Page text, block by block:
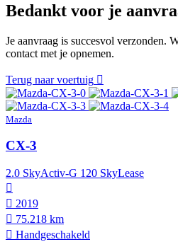
Bedankt voor je
Je aanvraag is succesvol verzonden.
contact met je opnemen.
Terug naar voertuig
Mazda
CX-3
2.0 SkyActiv-G 120 SkyLease
2019
75.218 km
Hand­geschakeld